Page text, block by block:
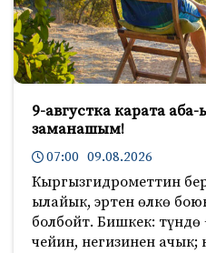
9-августка карата
заманашым!
07:00 09.08.2026
Кыргызгидрометтин
ылайык, эртен өлкө
болбойт. Бишкек: түндө
чейин, негизинен ачык;